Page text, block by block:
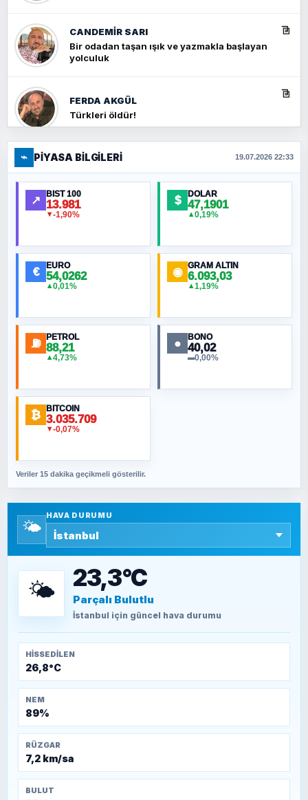
CANDEMIR SARI
Bir odadan taşan ışık ve yazmakla başlayan
yolculuk
FERDA AKGÜL
Türkleri öldür!
FERHAT BÜYÜKKALKAN
Ankara Zirvesi: NATO Toplantısı mı, Yeni
Ortadoğu Haritasının Provası mı?
MURAT ÖZKAN
NURETTIN BÖLÜK
ORHAN KILIÇOĞLU
Fahişeye beyinli bir müstevli alçağına
SAVAŞ ŞAHİN
SEYFULLAH ÇİÇEK
TEOMAN ALPASLAN
Kütahya-Eskişehir Muharebeleri (10-24
⌁ PIYASA BILGILERI 19.07.2026 22:33
↗ BIST 100
13.981
▼-1,90%
$ DOLAR
47,1901
▲0,19%
€ EURO
54,0262
▲0,01%
◉ GRAM ALTIN
6.093,03
▲1,19%
⛽ PETROL
88,21
▲4,73%
● BONO
40,02
▬0,00%
₿ BITCOIN
3.035.709
▼-0,07%
Veriler 15 dakika geçikmeli gösterilir.
🌤️
HAVA DURUMU
🌤️ 23,3°C
Parçalı Bulutlu
İstanbul için güncel hava durumu
HISSEDILEN
26,8°C
NEM
89%
RÜZGAR
7,2 km/sa
BULUT